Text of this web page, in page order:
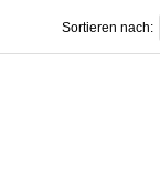
Sortieren nach: